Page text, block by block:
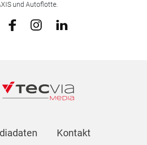
und Autoflotte.
Kontakt